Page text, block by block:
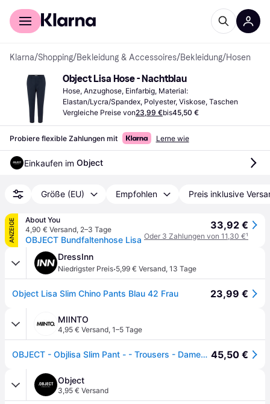
Für Shopper
Klarna/Shopping/Bekleidung & Accessoires/Bekleidung/Hosen
Object Lisa Hose - Nachtblau
Hose, Anzughose, Einfarbig, Material:
Elastan/Lycra/Spandex, Polyester, Viskose, Taschen
Vergleiche Preise von23,99 €bis45,50 €
Probiere flexible Zahlungen mit Lerne wie
Einkaufen im Object
Größe (EU) Empfohlen Preis inklusive
ANZEIGE
About You
4,90 € Versand, 2–3 Tage
OBJECT Bundfaltenhose Lisa
33,92 €
Oder 3 Zahlungen von 11,30 €¹
DressInn
Niedrigster Preis·5,99 € Versand, 13 Tage
Object Lisa Slim Chino Pants Blau 42 Frau 23,99 €
MIINTO
4,95 € Versand, 1–5 Tage
OBJECT - Objlisa Slim Pant - - Trousers - Damen - Blau - W34 45,50 €
Object
3,95 € Versand